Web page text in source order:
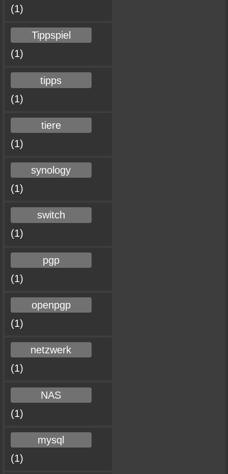
(1)
Tippspiel
(1)
tipps
(1)
tiere
(1)
synology
(1)
switch
(1)
pgp
(1)
openpgp
(1)
netzwerk
(1)
NAS
(1)
mysql
(1)